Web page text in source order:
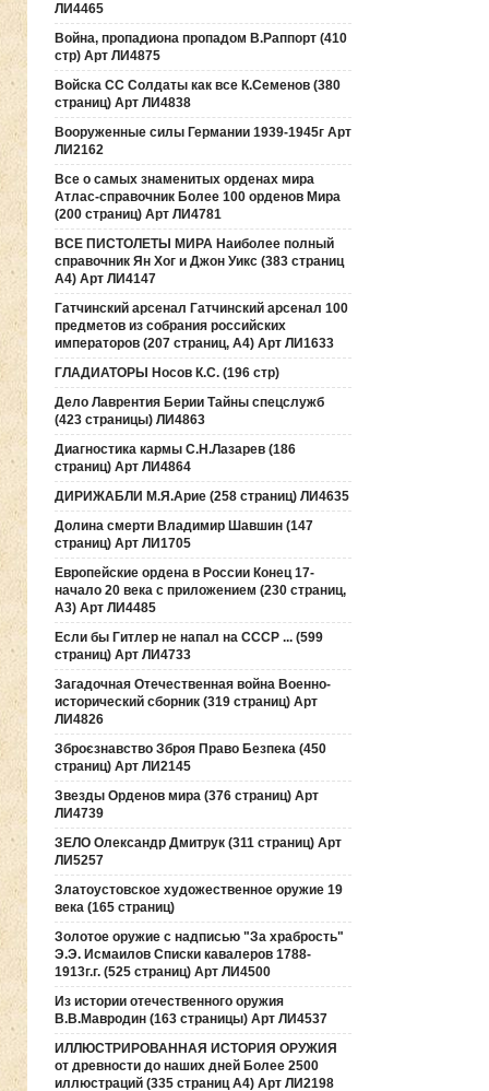
ЛИ4465
Война, пропадиона пропадом В.Раппорт (410
стр) Арт ЛИ4875
Войска СС Солдаты как все К.Семенов (380
страниц) Арт ЛИ4838
Вооруженные силы Германии 1939-1945г Арт
ЛИ2162
Все о самых знаменитых орденах мира
Атлас-справочник Более 100 орденов Мира
(200 страниц) Арт ЛИ4781
ВСЕ ПИСТОЛЕТЫ МИРА Наиболее полный
справочник Ян Хог и Джон Уикс (383 страниц
А4) Арт ЛИ4147
Гатчинский арсенал Гатчинский арсенал 100
предметов из собрания российских
императоров (207 страниц, А4) Арт ЛИ1633
ГЛАДИАТОРЫ Носов К.С. (196 стр)
Дело Лаврентия Берии Тайны спецслужб
(423 страницы) ЛИ4863
Диагностика кармы С.Н.Лазарев (186
страниц) Арт ЛИ4864
ДИРИЖАБЛИ М.Я.Арие (258 страниц) ЛИ4635
Долина смерти Владимир Шавшин (147
страниц) Арт ЛИ1705
Европейские ордена в России Конец 17-
начало 20 века с приложением (230 страниц,
А3) Арт ЛИ4485
Если бы Гитлер не напал на СССР ... (599
страниц) Арт ЛИ4733
Загадочная Отечественная война Военно-
исторический сборник (319 страниц) Арт
ЛИ4826
Зброєзнавство Зброя Право Безпека (450
страниц) Арт ЛИ2145
Звезды Орденов мира (376 страниц) Арт
ЛИ4739
ЗЕЛО Олександр Дмитрук (311 страниц) Арт
ЛИ5257
Златоустовское художественное оружие 19
века (165 страниц)
Золотое оружие с надписью "За храбрость"
Э.Э. Исмаилов Списки кавалеров 1788-
1913г.г. (525 страниц) Арт ЛИ4500
Из истории отечественного оружия
В.В.Мавродин (163 страницы) Арт ЛИ4537
ИЛЛЮСТРИРОВАННАЯ ИСТОРИЯ ОРУЖИЯ
от древности до наших дней Более 2500
иллюстраций (335 страниц А4) Арт ЛИ2198